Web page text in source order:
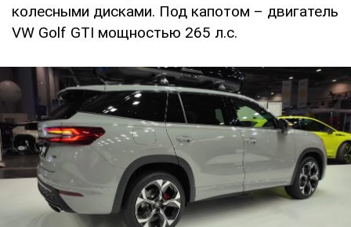
колесными дисками. Под капотом – двигатель
VW Golf GTI мощностью 265 л.с.